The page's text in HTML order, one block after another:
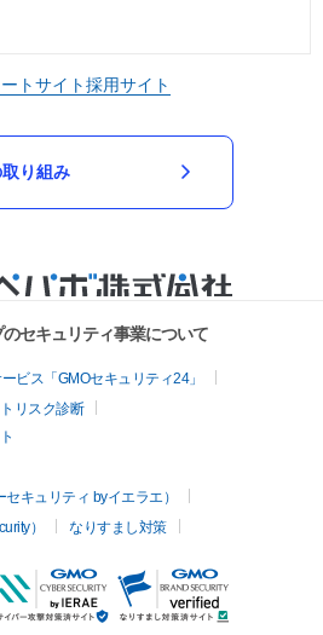
トサイト採用サイト
り組み
セキュリティ事業について
ビス「GMOセキュリティ24」
リスク診断
キュリティ byイエラエ）
）
なりすまし対策